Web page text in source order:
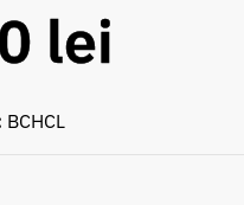
lei
BCHCL